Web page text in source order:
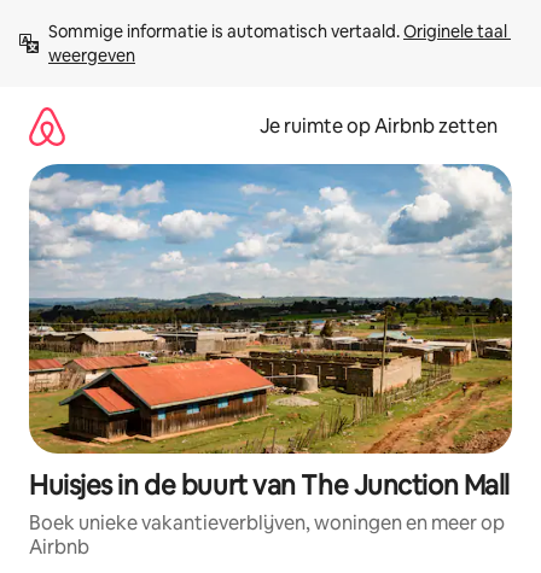
direct
naar
Sommige informatie is automatisch vertaald. Originele taal
weergeven
Je ruimte op Airbnb zetten
Huisjes in de buurt van The Junction Mall
Boek unieke vakantieverblijven, woningen en meer op
Airbnb